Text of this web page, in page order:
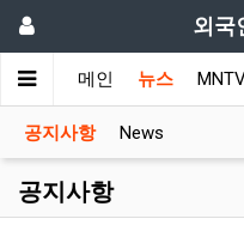
외국
메인 뉴스
공지사항 News
공지사항